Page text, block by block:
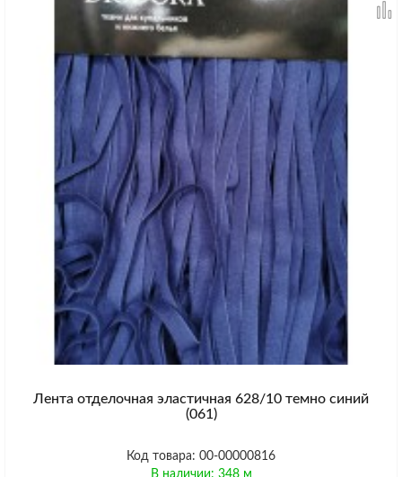
Лента отделочная эластичная 628/10 темно синий
(061)
Код товара: 00-00000816